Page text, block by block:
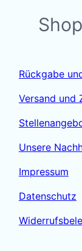
Rückgabe
Versand und
Unsere
Impressum
Datenschutz